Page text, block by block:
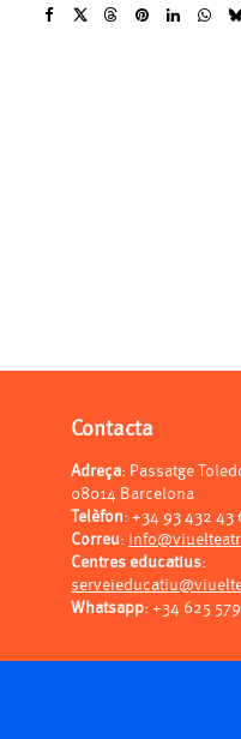
Contacta
Adreça: Passatge
08014 Barcelona
Telèfon: +34 93 432 43
Correu:
Centres educatius:
Whatsapp: +34 625